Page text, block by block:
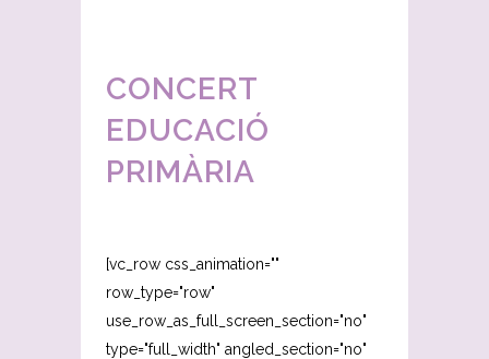
CONCERT
EDUCACIÓ
PRIMÀRIA
[vc_row css_animation=""
row_type="row"
use_row_as_full_screen_section="no"
type="full_width" angled_section="no"